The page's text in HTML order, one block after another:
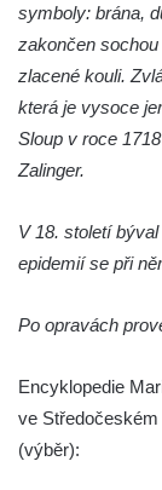
Sloup
Teplicích
Sloup
Františkem
Poděbrad v
Sloup
Sloup
Sloup
ve Vyškově
symboly: brána,
zakončen
zlacené kouli.
která je vysoce
Sloup v roce
Zalinger.
V 18. století
epidemií se při
Po opravách
Encyklopedie
ve
(výběr):